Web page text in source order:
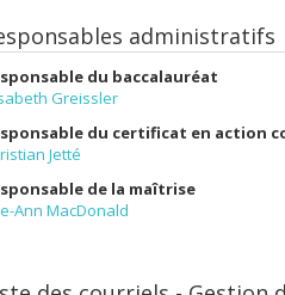
administratifs
du baccalauréat
Greissler
du certificat en action
Jetté
de la maîtrise
Ann MacDonald